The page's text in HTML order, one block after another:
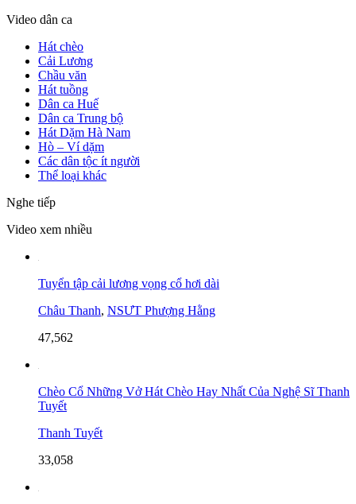
Video dân ca
Hát chèo
Cải Lương
Chầu văn
Hát tuồng
Dân ca Huế
Dân ca Trung bộ
Hát Dặm Hà Nam
Hò – Ví dặm
Các dân tộc ít người
Thể loại khác
Nghe tiếp
Video xem nhiều
Tuyển tập cải lương vọng cổ hơi dài
Châu Thanh, NSƯT Phượng Hằng
47,562
Chèo Cổ Những Vở Hát Chèo Hay Nhất Của Nghệ Sĩ Thanh
Tuyết
Thanh Tuyết
33,058